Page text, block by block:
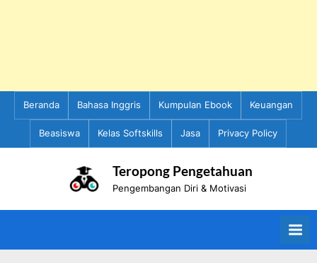
content
Beranda Bahasa Inggris Kumpulan Ebook Keuangan
Beasiswa Kelas Softskills Jasa Privacy Policy
Teropong Pengetahuan
Pengembangan Diri & Motivasi